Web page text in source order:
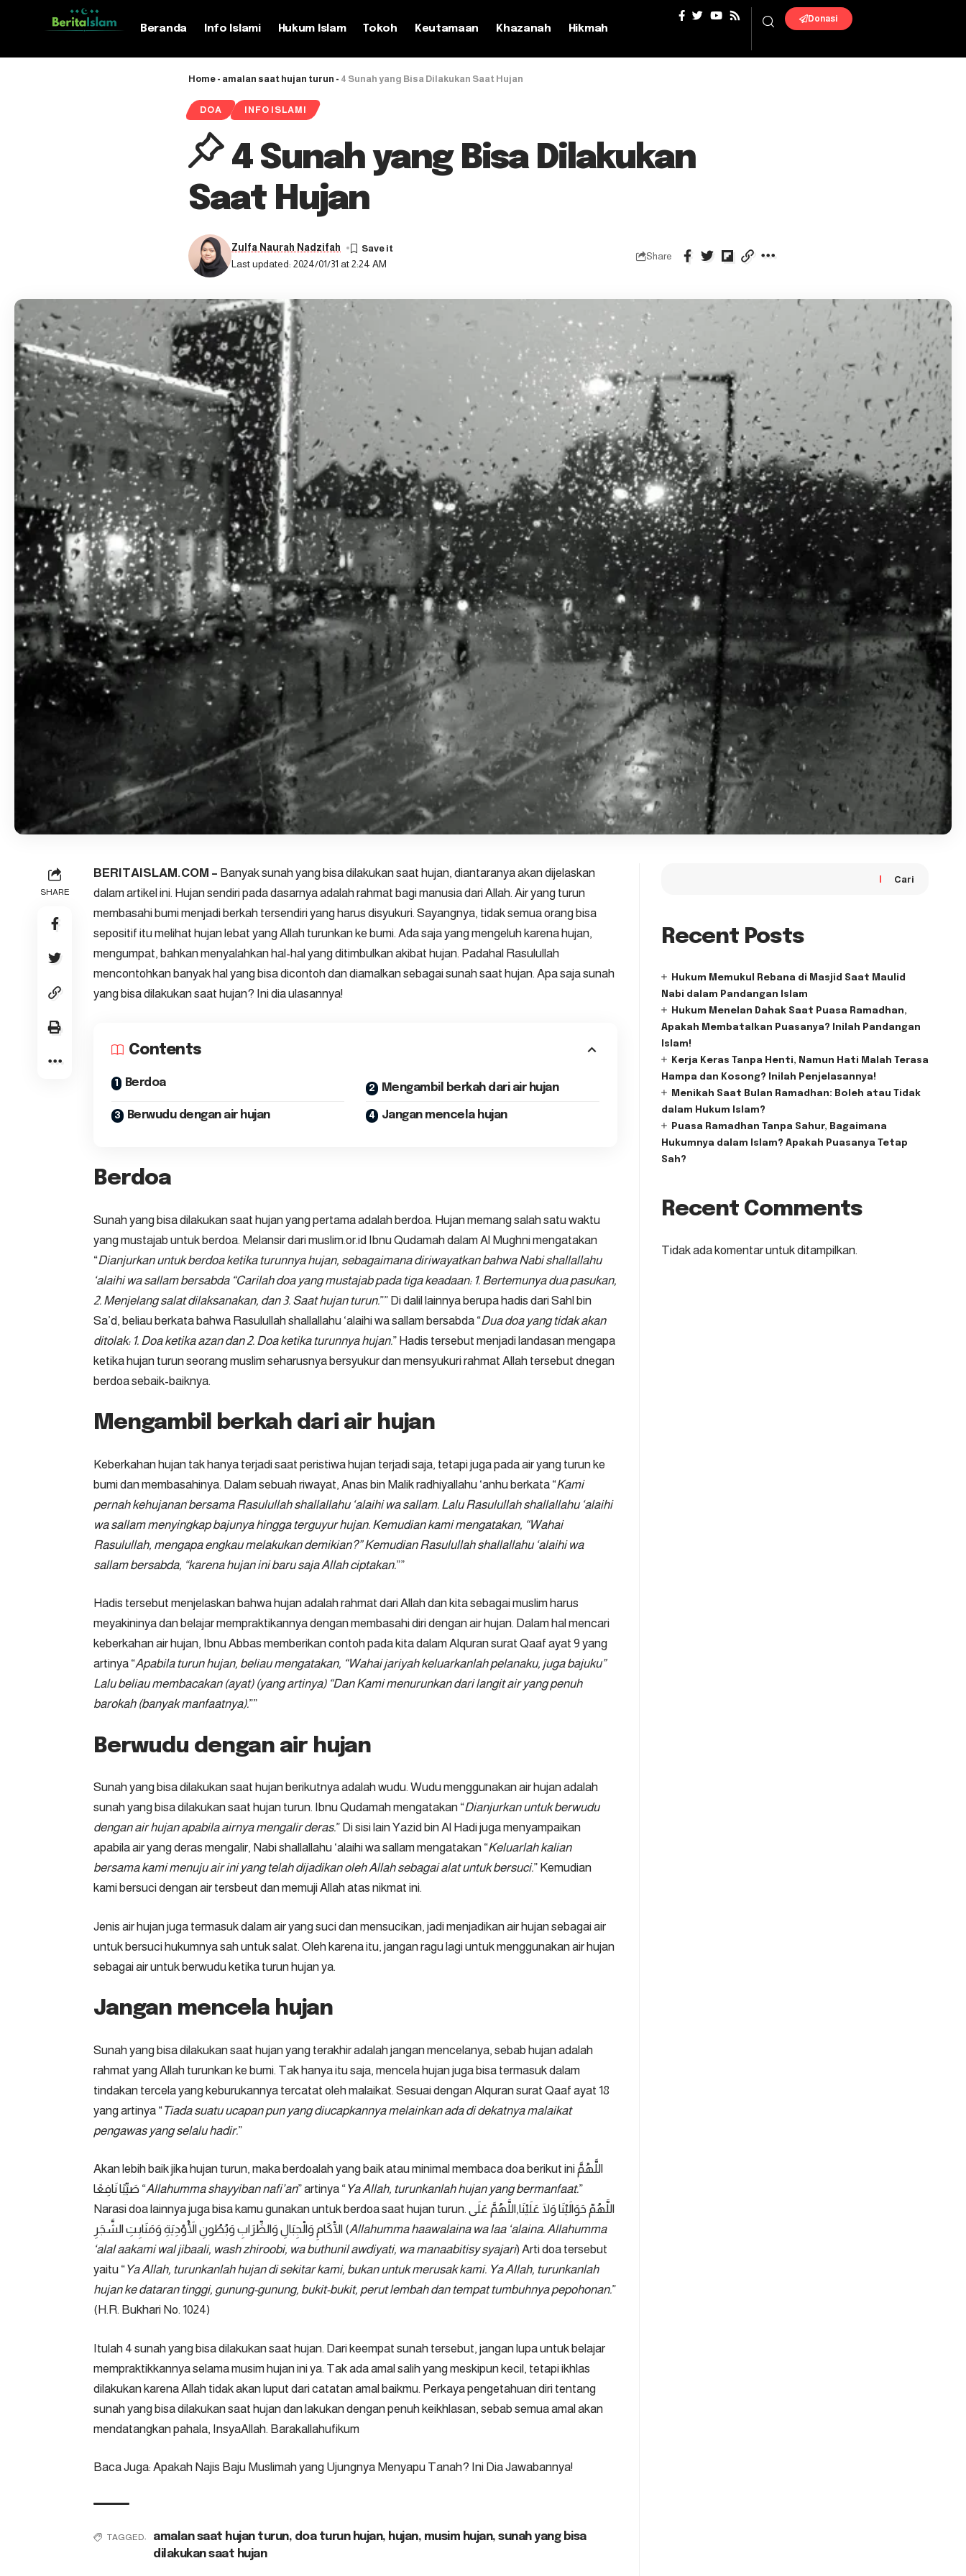
Beranda Info Islami Hukum Islam Tokoh Keutamaan Khazanah Hikmah
Donasi
Home - amalan saat hujan turun - 4 Sunah yang Bisa Dilakukan Saat Hujan
DOA INFO ISLAMI
4 Sunah yang Bisa Dilakukan
Saat Hujan
Last updated: 2024/01/31 at 2:24 AM
Zulfa Naurah Nadzifah
Share
SHARE
BERITAISLAM.COM – Banyak sunah yang bisa dilakukan saat hujan, diantaranya akan dijelaskan
dalam artikel ini. Hujan sendiri pada dasarnya adalah rahmat bagi manusia dari Allah. Air yang turun
membasahi bumi menjadi berkah tersendiri yang harus disyukuri. Sayangnya, tidak semua orang bisa
sepositif itu melihat hujan lebat yang Allah turunkan ke bumi. Ada saja yang mengeluh karena hujan,
mengumpat, bahkan menyalahkan hal-hal yang ditimbulkan akibat hujan. Padahal Rasulullah
mencontohkan banyak hal yang bisa dicontoh dan diamalkan sebagai sunah saat hujan. Apa saja sunah
yang bisa dilakukan saat hujan? Ini dia ulasannya!
Contents
Berdoa Mengambil berkah dari air hujan
Berwudu dengan air hujan Jangan mencela hujan
Berdoa
Sunah yang bisa dilakukan saat hujan yang pertama adalah berdoa. Hujan memang salah satu waktu
yang mustajab untuk berdoa. Melansir darimuslim.or.id Ibnu Qudamah dalam Al Mughni mengatakan
“Dianjurkan untuk berdoa ketika turunnya hujan, sebagaimana diriwayatkan bahwa Nabi shallallahu
‘alaihi wa sallam bersabda “Carilah doa yang mustajab pada tiga keadaan: 1. Bertemunya dua pasukan,
2. Menjelang salat dilaksanakan, dan 3. Saat hujan turun.”” Di dalil lainnya berupa hadis dari Sahl bin
Sa’d, beliau berkata bahwa Rasulullah shallallahu ‘alaihi wa sallam bersabda “Dua doa yang tidak akan
ditolak: 1. Doa ketika azan dan 2. Doa ketika turunnya hujan.” Hadis tersebut menjadi landasan mengapa
ketika hujan turun seorang muslim seharusnya bersyukur dan mensyukuri rahmat Allah tersebut dnegan
berdoa sebaik-baiknya.
Mengambil berkah dari air hujan
Keberkahan hujan tak hanya terjadi saat peristiwa hujan terjadi saja, tetapi juga pada air yang turun ke
bumi dan membasahinya. Dalam sebuah riwayat, Anas bin Malik radhiyallahu ‘anhu berkata “Kami
pernah kehujanan bersama Rasulullah shallallahu ‘alaihi wa sallam. Lalu Rasulullah shallallahu ‘alaihi
wa sallam menyingkap bajunya hingga terguyur hujan. Kemudian kami mengatakan, “Wahai
Rasulullah, mengapa engkau melakukan demikian?” Kemudian Rasulullah shallallahu ‘alaihi wa
sallam bersabda, “karena hujan ini baru saja Allah ciptakan.””
Hadis tersebut menjelaskan bahwa hujan adalah rahmat dari Allah dan kita sebagai muslim harus
meyakininya dan belajar mempraktikannya dengan membasahi diri dengan air hujan. Dalam hal mencari
keberkahan air hujan, Ibnu Abbas memberikan contoh pada kita dalam Alquran surat Qaaf ayat 9 yang
artinya “Apabila turun hujan, beliau mengatakan, “Wahai jariyah keluarkanlah pelanaku, juga bajuku”
Lalu beliau membacakan (ayat) (yang artinya) “Dan Kami menurunkan dari langit air yang penuh
barokah (banyak manfaatnya).””
Berwudu dengan air hujan
Sunah yang bisa dilakukan saat hujan berikutnya adalah wudu. Wudu menggunakan air hujan adalah
sunah yang bisa dilakukan saat hujan turun. Ibnu Qudamah mengatakan “Dianjurkan untuk berwudu
dengan air hujan apabila airnya mengalir deras.” Di sisi lain Yazid bin Al Hadi juga menyampaikan
apabila air yang deras mengalir, Nabi shallallahu ‘alaihi wa sallam mengatakan “Keluarlah kalian
bersama kami menuju air ini yang telah dijadikan oleh Allah sebagai alat untuk bersuci.” Kemudian
kami bersuci dengan air tersbeut dan memuji Allah atas nikmat ini.
Jenis air hujan juga termasuk dalam air yang suci dan mensucikan, jadi menjadikan air hujan sebagai air
untuk bersuci hukumnya sah untuk salat. Oleh karena itu, jangan ragu lagi untuk menggunakan air hujan
sebagai air untuk berwudu ketika turun hujan ya.
Jangan mencela hujan
Sunah yang bisa dilakukan saat hujan yang terakhir adalah jangan mencelanya, sebab hujan adalah
rahmat yang Allah turunkan ke bumi. Tak hanya itu saja, mencela hujan juga bisa termasuk dalam
tindakan tercela yang keburukannya tercatat oleh malaikat. Sesuai dengan Alquran surat Qaaf ayat 18
yang artinya “Tiada suatu ucapan pun yang diucapkannya melainkan ada di dekatnya malaikat
pengawas yang selalu hadir.”
Akan lebih baik jika hujan turun, maka berdoalah yang baik atau minimal membaca doa berikut ini اللَّهُمَّ
صَيِّبًا نَافِعًا “Allahumma shayyiban nafi’an” artinya “Ya Allah, turunkanlah hujan yang bermanfaat.”
Narasi doa lainnya juga bisa kamu gunakan untuk berdoa saat hujan turun. اللَّهُمّ حَوَالَيْنَا وَلَا عَلَيْنَا,اللَّهُمَّ عَلَى
الْآكَامِ وَالْجِبَالِ وَالظِّرَابِ وَبُطُونِ الْأَوْدِيَةِ وَمَنَابِتِ الشَّجَرِ (Allahumma haawalaina wa laa ‘alaina. Allahumma
‘alal aakami wal jibaali, wash zhiroobi, wa buthunil awdiyati, wa manaabitisy syajari) Arti doa tersebut
yaitu “Ya Allah, turunkanlah hujan di sekitar kami, bukan untuk merusak kami. Ya Allah, turunkanlah
hujan ke dataran tinggi, gunung-gunung, bukit-bukit, perut lembah dan tempat tumbuhnya pepohonan.”
(H.R. Bukhari No. 1024)
Itulah 4 sunah yang bisa dilakukan saat hujan. Dari keempat sunah tersebut, jangan lupa untuk belajar
mempraktikkannya selama musim hujan ini ya. Tak ada amal salih yang meskipun kecil, tetapi ikhlas
dilakukan karena Allah tidak akan luput dari catatan amal baikmu. Perkaya pengetahuan diri tentang
sunah yang bisa dilakukan saat hujan dan lakukan dengan penuh keikhlasan, sebab semua amal akan
mendatangkan pahala, InsyaAllah. Barakallahufikum
Baca Juga: Apakah Najis Baju Muslimah yang Ujungnya Menyapu Tanah? Ini Dia Jawabannya!
TAGGED: amalan saat hujan turun, doa turun hujan, hujan, musim hujan, sunah yang bisa
dilakukan saat hujan
Cari
Recent Posts
Hukum Memukul Rebana di Masjid Saat Maulid
Nabi dalam Pandangan Islam
Hukum Menelan Dahak Saat Puasa Ramadhan,
Apakah Membatalkan Puasanya? Inilah Pandangan
Islam!
Kerja Keras Tanpa Henti, Namun Hati Malah Terasa
Hampa dan Kosong? Inilah Penjelasannya!
Menikah Saat Bulan Ramadhan: Boleh atau Tidak
dalam Hukum Islam?
Puasa Ramadhan Tanpa Sahur, Bagaimana
Hukumnya dalam Islam? Apakah Puasanya Tetap
Sah?
Recent Comments
Tidak ada komentar untuk ditampilkan.